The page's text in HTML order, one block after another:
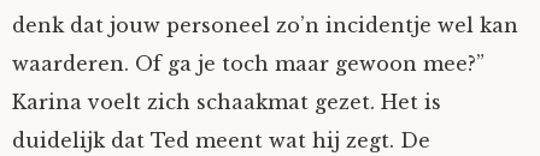
denk dat jouw personeel zo’n incidentje wel kan
waarderen. Of ga je toch maar gewoon mee?”
Karina voelt zich schaakmat gezet. Het is
duidelijk dat Ted meent wat hij zegt. De